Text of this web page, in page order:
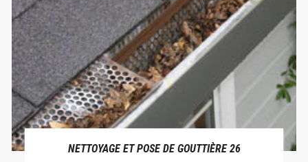
NETTOYAGE ET POSE DE GOUTTIÈRE 26